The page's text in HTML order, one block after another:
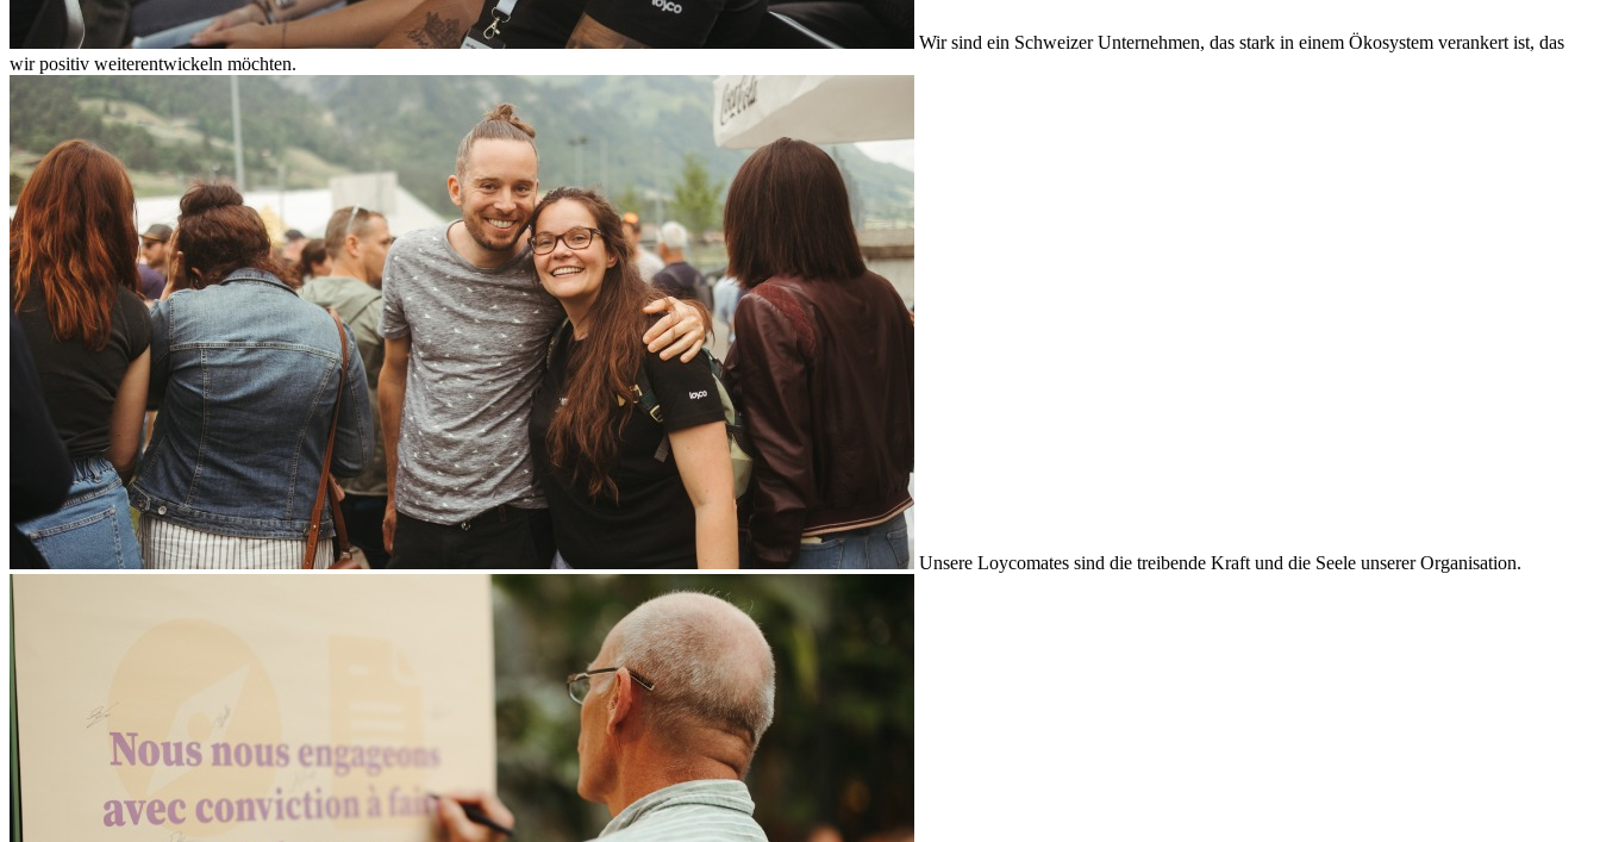
Wir sind ein Schweizer Unternehmen, das stark in einem Ökosystem verankert ist, das
wir positiv weiterentwickeln möchten.
Unsere Loycomates sind die treibende Kraft und die Seele unserer Organisation.